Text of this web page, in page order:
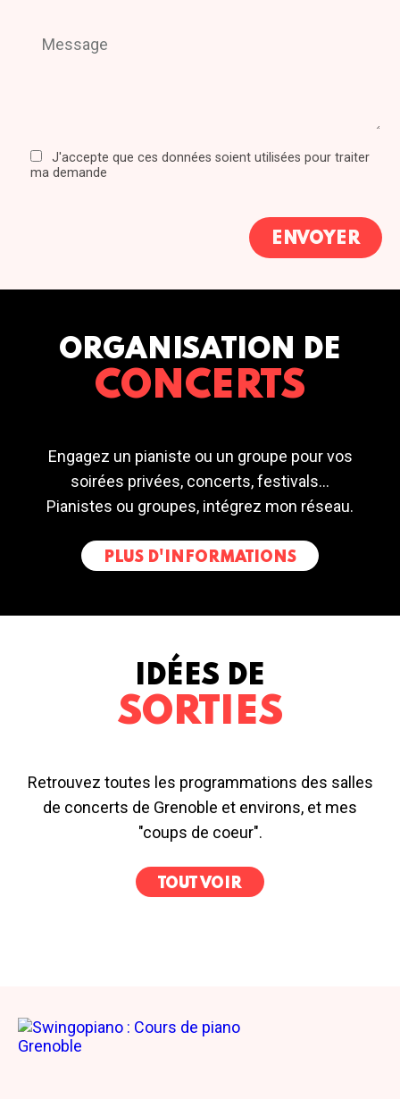
J'accepte que ces données soient utilisées pour traiter
ma demande
ORGANISATION DE
CONCERTS
Engagez un pianiste ou un groupe pour vos
soirées privées, concerts, festivals...
Pianistes ou groupes, intégrez mon réseau.
PLUS D'INFORMATIONS
IDÉES DE
SORTIES
Retrouvez toutes les programmations des salles
de concerts de Grenoble et environs, et mes
"coups de coeur".
TOUT VOIR